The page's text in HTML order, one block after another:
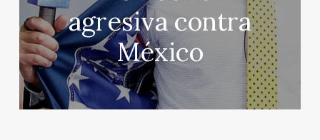
agresiva contra
México